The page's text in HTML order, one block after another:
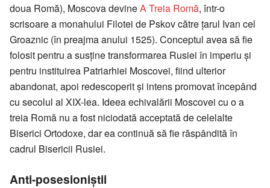
doua Romă), Moscova devineA Treia Romă, într-o
scrisoare a monahului Filotei de Pskov către ţarul Ivan cel
Groaznic (în preajma anului 1525). Conceptul avea să fie
folosit pentru a susţine transformarea Rusiei în imperiu şi
pentru instituirea Patriarhiei Moscovei, fiind ulterior
abandonat, apoi redescoperit şi intens promovat începând
cu secolul al XIX-lea. Ideea echivalării Moscovei cu o a
treia Romă nu a fost niciodată acceptată de celelalte
Biserici Ortodoxe, dar ea continuă să fie răspândită în
cadrul Bisericii Rusiei.
Anti-posesioniştii